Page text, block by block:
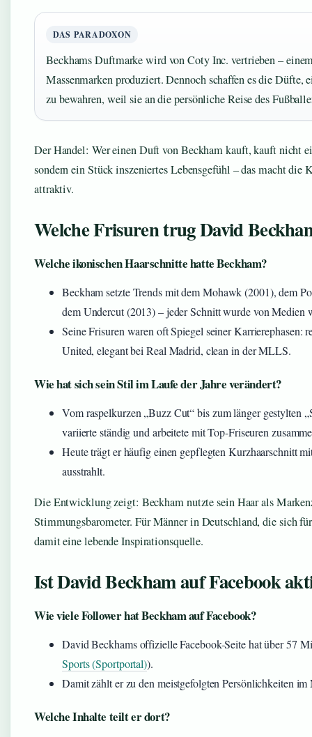
DAS PARADOXON
Beckhams Duftmarke wird von Coty Inc. vertrieben –
Massenmarken produziert. Dennoch schaffen es die Düfte,
zu bewahren, weil sie an die persönliche Reise des
Der Handel: Wer einen Duft von Beckham kauft, kauft nicht
sondern ein Stück inszeniertes Lebensgefühl – das macht die
attraktiv.
Welche Frisuren trug David
Welche ikonischen Haarschnitte hatte Beckham?
Beckham setzte Trends mit dem Mohawk (2001), dem
dem Undercut (2013) – jeder Schnitt wurde von Medien
Seine Frisuren waren oft Spiegel seiner Karrierephasen:
United, elegant bei Real Madrid, clean in der MLLS.
Wie hat sich sein Stil im Laufe der Jahre verändert?
Vom raspelkurzen „Buzz Cut“ bis zum länger gestylten
variierte ständig und arbeitete mit Top-Friseuren
Heute trägt er häufig einen gepflegten Kurzhaarschnitt
ausstrahlt.
Die Entwicklung zeigt: Beckham nutzte sein Haar als
Stimmungsbarometer. Für Männer in Deutschland, die sich
damit eine lebende Inspirationsquelle.
Ist David Beckham auf Facebook
Wie viele Follower hat Beckham auf Facebook?
David Beckhams offizielle Facebook-Seite hat über 57
Sports (Sportportal)).
Damit zählt er zu den meistgefolgten Persönlichkeiten im
Welche Inhalte teilt er dort?